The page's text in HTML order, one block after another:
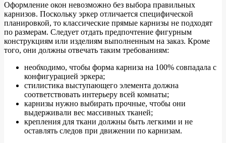
Оформление окон невозможно без выбора правильных
карнизов. Поскольку эркер отличается специфической
планировкой, то классические прямые карнизы не подходят
по размерам. Следует отдать предпочтение фигурным
конструкциям или изделиям выполненным на заказ. Кроме
того, они должны отвечать таким требованиям:
необходимо, чтобы форма карниза на 100% совпадала с
конфигурацией эркера;
стилистика выступающего элемента должна
соответствовать интерьеру всей комнаты;
карнизы нужно выбирать прочные, чтобы они
выдерживали вес массивных тканей;
крепления для ткани должны быть легкими и не
оставлять следов при движении по карнизам.